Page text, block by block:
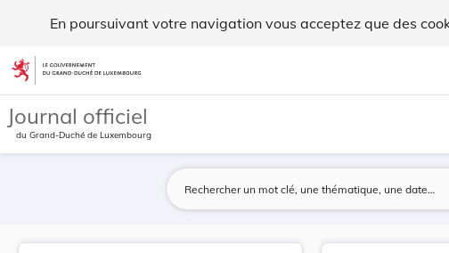
En poursuivant votre navigation vous acceptez que des
Aller au contenu
Journal officiel
du Grand-Duché de Luxembourg